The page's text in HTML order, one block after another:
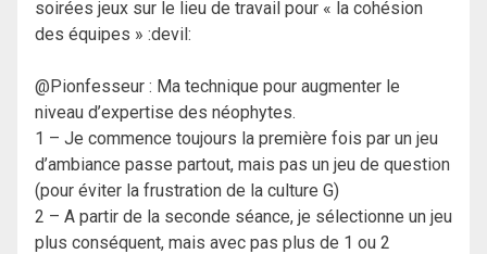
soirées jeux sur le lieu de travail pour « la cohésion
des équipes » :devil:
@Pionfesseur : Ma technique pour augmenter le
niveau d’expertise des néophytes.
1 – Je commence toujours la première fois par un jeu
d’ambiance passe partout, mais pas un jeu de question
(pour éviter la frustration de la culture G)
2 – A partir de la seconde séance, je sélectionne un jeu
plus conséquent, mais avec pas plus de 1 ou 2